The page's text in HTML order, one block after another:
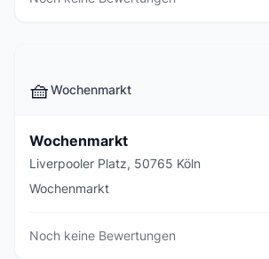
🧺Wochenmarkt
Wochenmarkt
Liverpooler Platz, 50765 Köln
Wochenmarkt
Noch keine Bewertungen